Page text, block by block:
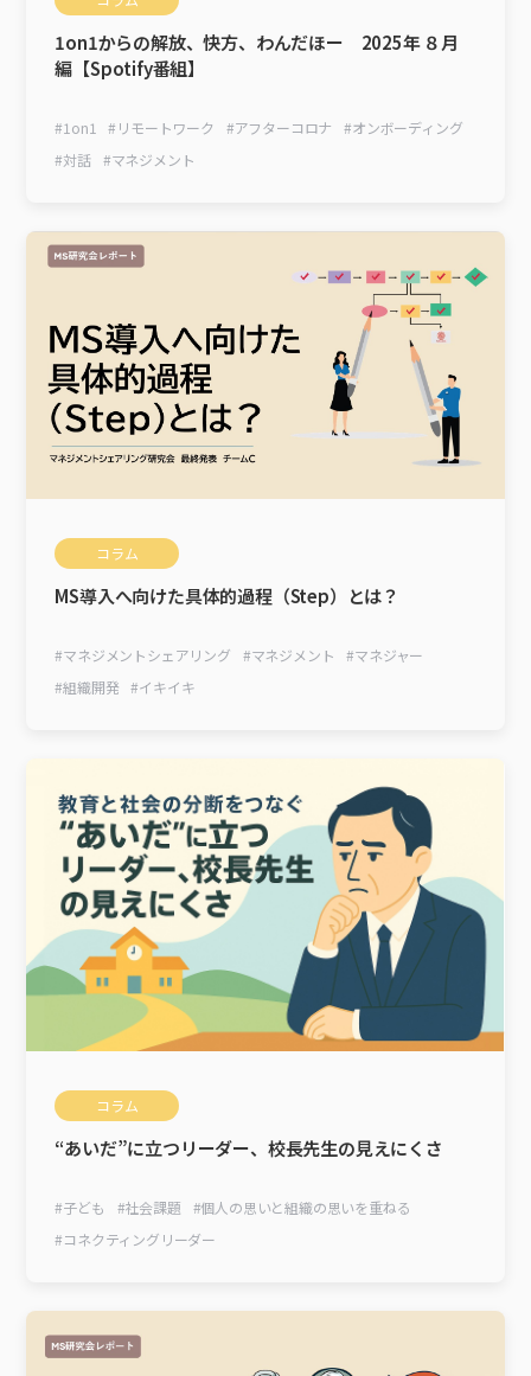
1on1からの解放、快方、わんだほー 2025年 ８月
編【Spotify番組】
#1on1 # リモートワーク #アフターコロナ #オンボーディング
#対話 #マネジメント
コラム
MS導入へ向けた具体的過程（Step）とは？
#マネジメントシェアリング #マネジメント #マネジャー
#組織開発 #イキイキ
コラム
“あいだ”に立つリーダー、校長先生の見えにくさ
#子ども #社会課題 #個人の思いと組織の思いを重ねる
#コネクティングリーダー